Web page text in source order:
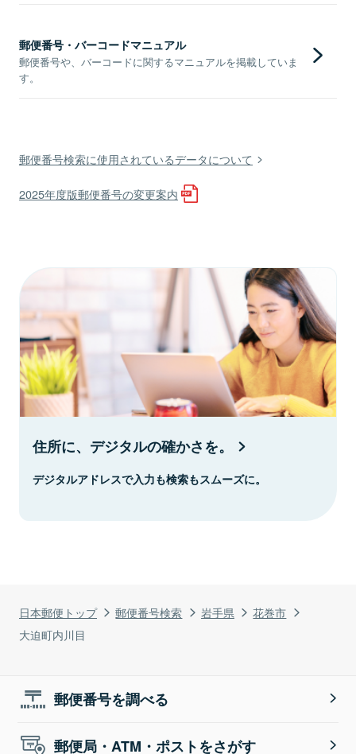
日本郵便トップ 郵便番号検索 岩手県
花巻市
大迫町内川目
郵便番号・バーコードマニュアル
郵便番号や、バーコードに関するマニュアルを掲載していま
す。
郵便番号検索に使用されているデータについて
2025年度版郵便番号の変更案内
住所に、デジタルの確かさを。
デジタルアドレスで入力も検索もスムーズに。
郵便番号を調べる
郵便局・ATM・ポストをさがす